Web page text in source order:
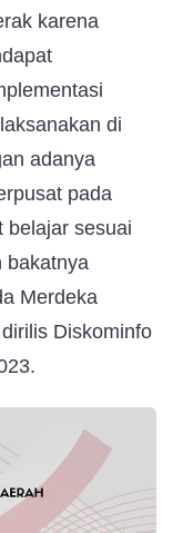
karena
di
adanya
pada
belajar sesuai
bakatnya
Merdeka
Diskominfo